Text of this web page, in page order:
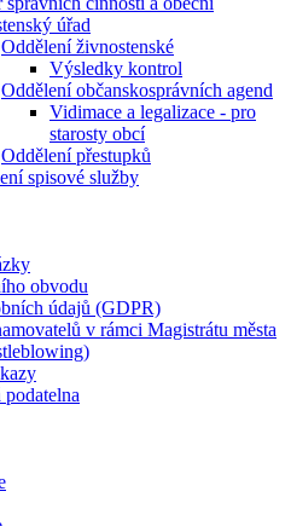
úřad
Oddělení živnostenské
Výsledky kontrol
Oddělení občanskosprávních agend
Vidimace a legalizace - pro
starosty obcí
Oddělení přestupků
spisové služby
obvodu
údajů (GDPR)
v rámci Magistrátu města